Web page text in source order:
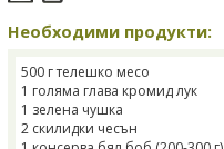
Необходими продукти:
500 г телешко месо
1 голяма глава кромид лук
1 зелена чушка
2 скилидки чесън